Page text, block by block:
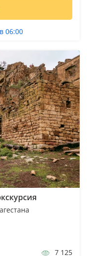
06:00
7 125